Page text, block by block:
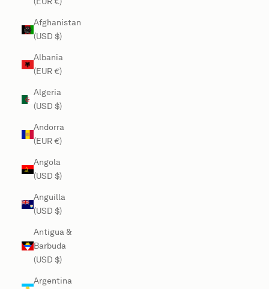
Afghanistan
(USD $)
Albania
(EUR €)
Algeria
(USD $)
Andorra
(EUR €)
Angola
(USD $)
Anguilla
(USD $)
Antigua &
Barbuda
(USD $)
Argentina